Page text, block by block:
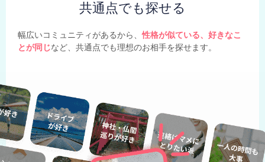
共通点でも探せる
幅広いコミュニティがあるから、性格が似ている、好きなこ
とが同じなど、共通点でも理想のお相手を探せます。